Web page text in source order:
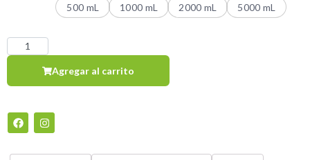
500 mL
1000 mL 2000 mL 5000 mL
Agregar al carrito